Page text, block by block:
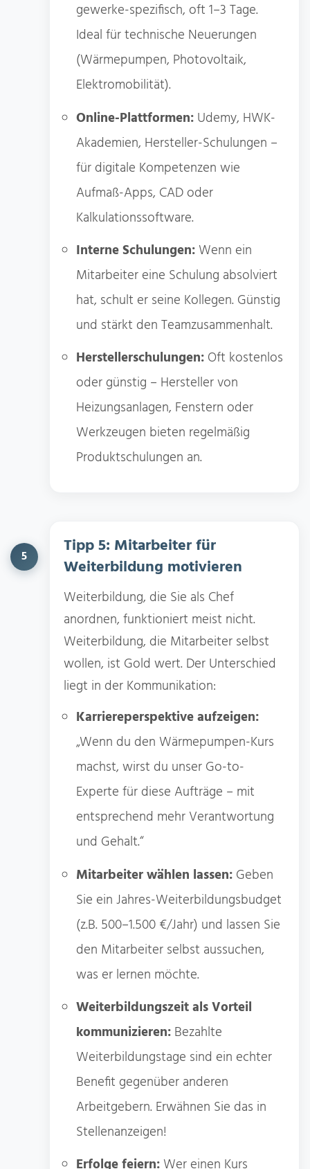
gewerke-spezifisch, oft 1–3 Tage.
Ideal für technische Neuerungen
(Wärmepumpen, Photovoltaik,
Elektromobilität).
Online-Plattformen: Udemy, HWK-
Akademien, Hersteller-Schulungen –
für digitale Kompetenzen wie
Aufmaß-Apps, CAD oder
Kalkulationssoftware.
Interne Schulungen: Wenn ein
Mitarbeiter eine Schulung absolviert
hat, schult er seine Kollegen. Günstig
und stärkt den Teamzusammenhalt.
Herstellerschulungen: Oft kostenlos
oder günstig – Hersteller von
Heizungsanlagen, Fenstern oder
Werkzeugen bieten regelmäßig
Produktschulungen an.
5
Tipp 5: Mitarbeiter für
Weiterbildung motivieren
Weiterbildung, die Sie als Chef
anordnen, funktioniert meist nicht.
Weiterbildung, die Mitarbeiter selbst
wollen, ist Gold wert. Der Unterschied
liegt in der Kommunikation:
Karriereperspektive aufzeigen:
„Wenn du den Wärmepumpen-Kurs
machst, wirst du unser Go-to-
Experte für diese Aufträge – mit
entsprechend mehr Verantwortung
und Gehalt.“
Mitarbeiter wählen lassen: Geben
Sie ein Jahres-Weiterbildungsbudget
(z.B. 500–1.500 €/Jahr) und lassen Sie
den Mitarbeiter selbst aussuchen,
was er lernen möchte.
Weiterbildungszeit als Vorteil
kommunizieren: Bezahlte
Weiterbildungstage sind ein echter
Benefit gegenüber anderen
Arbeitgebern. Erwähnen Sie das in
Stellenanzeigen!